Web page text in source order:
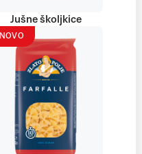
Jušne školjkice
NOVO